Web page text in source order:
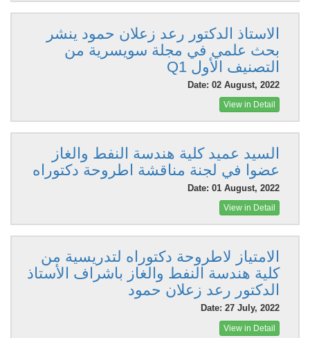
الاستاذ الدكتور رعد زعلان حمود ينشر
بحث علمي في مجلة سويسرية من
التصنيف الأول Q1
Date: 02 August, 2022
View in Detail
السيد عميد كلية هندسة النفط والغاز
عضوا في لجنة مناقشة اطروحة دكتوراه
Date: 01 August, 2022
View in Detail
الامتياز لاطروحة دكتوراه لتدريسية من
كلية هندسة النفط والغاز باشراف الأستاذ
الدكتور رعد زعلان حمود
Date: 27 July, 2022
View in Detail